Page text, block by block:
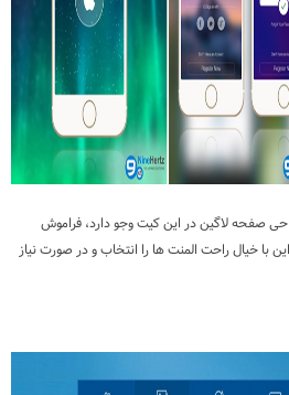
صفحه لاگین در این کیت وجو دارد، فراموش
با خیال راحت المنت ها را انتخاب و در صورت نیاز